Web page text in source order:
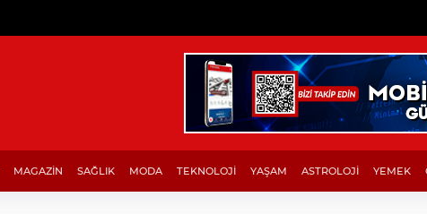
MAGAZİN SAĞLIK MODA TEKNOLOJİ YAŞAM ASTROLOJİ YEMEK